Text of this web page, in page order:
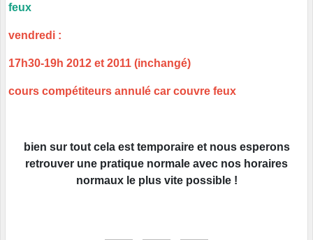
feux
vendredi :
17h30-19h 2012 et 2011 (inchangé)
cours compétiteurs annulé car couvre feux
bien sur tout cela est temporaire et nous esperons
retrouver une pratique normale avec nos horaires
normaux le plus vite possible !